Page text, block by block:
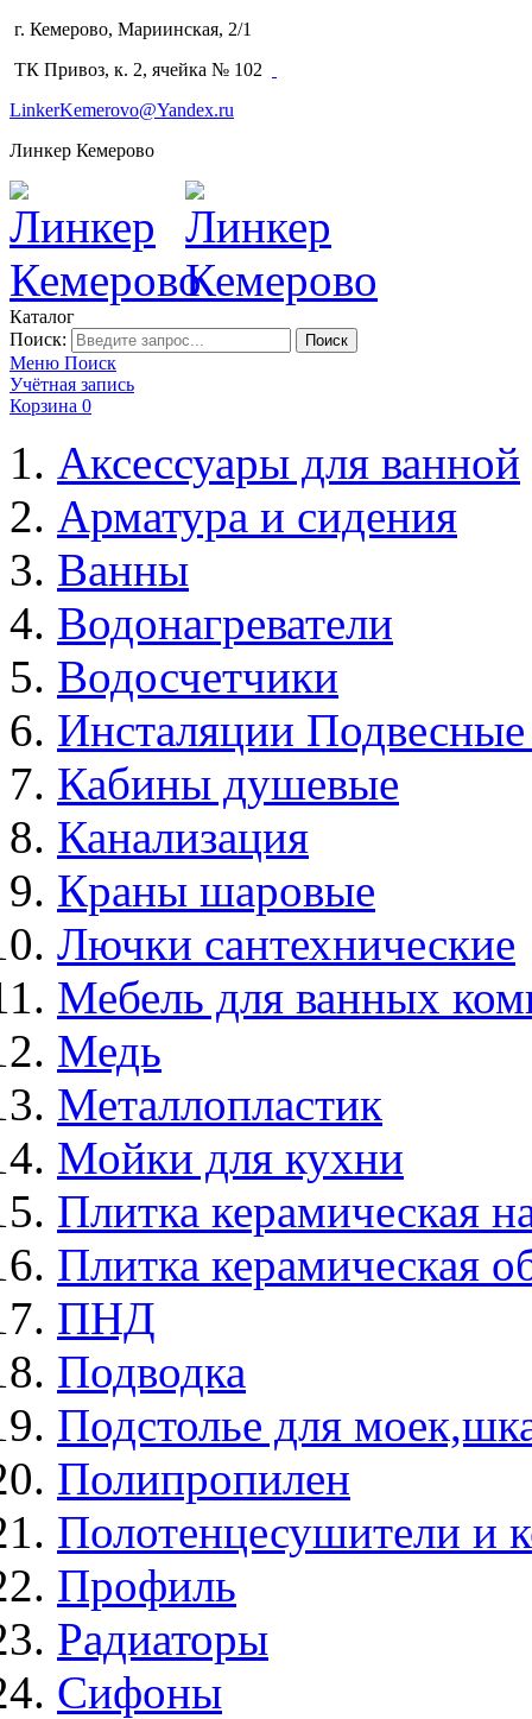
г. Кемерово, Мариинская, 2/1
ТК Привоз, к. 2, ячейка № 102
LinkerKemerovo@Yandex.ru
Линкер Кемерово
Каталог
Поиск:
Поиск
Меню Поиск
Учётная запись
Корзина 0
Аксессуары для ванной
Арматура и сидения
Ванны
Водонагреватели
Водосчетчики
Инсталяции
Кабины душевые
Канализация
Краны шаровые
Лючки сантехнические
Мебель для ванных
Медь
Металлопластик
Мойки для кухни
Плитка керамическая
Плитка керамическая
ПНД
Подводка
Подстолье для
Полипропилен
Полотенцесушители и
Профиль
Радиаторы
Сифоны